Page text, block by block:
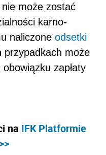
może zostać
karno-
naliczone odsetki
przypadkach może
zapłaty
na IFK Platformie